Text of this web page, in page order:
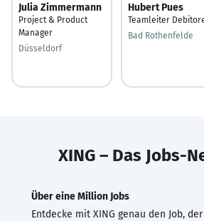
Julia Zimmermann
Project & Product
Manager
Düsseldorf
Hubert Pues
Teamleiter
Bad Rothenfelde
XING – Das Jobs-
Über eine Million Jobs
Entdecke mit XING genau den Job,